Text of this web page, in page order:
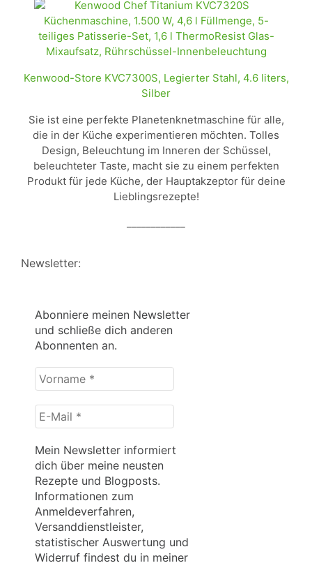
Kenwood-Store KVC7300S, Legierter Stahl, 4.6 liters,
Silber
Sie ist eine perfekte Planetenknetmaschine für alle,
die in der Küche experimentieren möchten. Tolles
Design, Beleuchtung im Inneren der Schüssel,
beleuchteter Taste, macht sie zu einem perfekten
Produkt für jede Küche, der Hauptakzeptor für deine
Lieblingsrezepte!
Newsletter:
Abonniere meinen Newsletter
und schließe dich anderen
Abonnenten an.
Vorname
*
E-
Mail
*
Mein Newsletter informiert
dich über meine neusten
Rezepte und Blogposts.
Informationen zum
Anmeldeverfahren,
Versanddienstleister,
statistischer Auswertung und
Widerruf findest du in meiner